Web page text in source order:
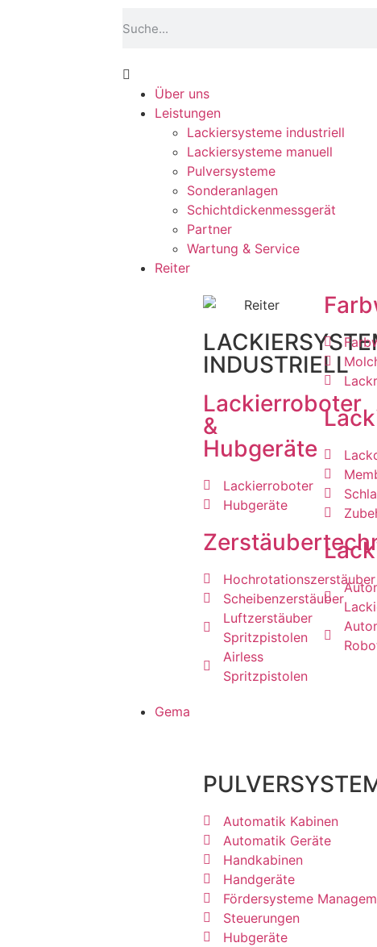
Über uns
Leistungen
Lackiersysteme industriell
Lackiersysteme manuell
Pulversysteme
Sonderanlagen
Schichtdickenmessgerät
Partner
Wartung & Service
Reiter
INDUSTRIELL
Lackierroboter
&
Hubgeräte
Lackierroboter
Hubgeräte
Hochrotationszerstäuber
Scheibenzerstäuber
Luftzerstäuber
Spritzpistolen
Airless
Spritzpistolen
Gema
Automatik Kabinen
Automatik Geräte
Handkabinen
Handgeräte
Fördersysteme
Steuerungen
Hubgeräte